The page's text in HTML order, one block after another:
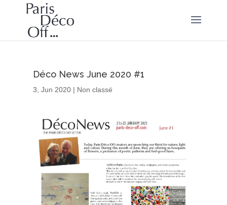
Déco News June 2020 #1
3, Jun 2020| Non classé